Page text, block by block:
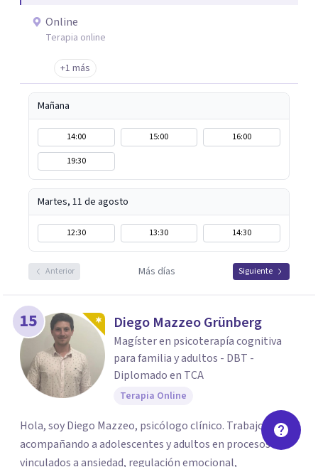
Online
Terapia online
+1 más
Mañana
14:00 15:00
16:00
19:30
Martes, 11 de agosto
12:30 13:30 14:30
Anterior Más días Siguiente
15 Diego Mazzeo Grünberg
Magíster en psicoterapía cognitiva
para familia y adultos - DBT -
Diplomado en TCA
Terapia Online
Hola, soy Diego Mazzeo, psicólogo clínico. Trabajo
acompañando a adolescentes y adultos en procesos
vinculados a ansiedad, regulación emocional,